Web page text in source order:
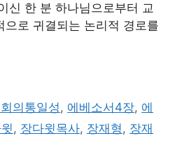
신 한 분 하나님으로부터 교
으로 귀결되는 논리적 경로를
의통일성, 에베소서4장, 에
, 장다윗목사, 장재형, 장재